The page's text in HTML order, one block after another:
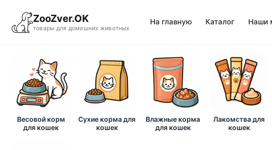
ZooZver.OK
товары для домашних животных
На главную Каталог Наши
Весовой корм
для кошек
Сухие корма для
кошек
Влажные корма
для кошек
Лакомства для
кошек